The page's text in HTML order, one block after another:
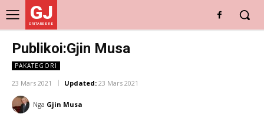
GJ
DRITARE E RE
Publikoi:Gjin Musa
PAKATEGORI
23 Mars 2021 Updated: 23 Mars 2021
Nga Gjin Musa